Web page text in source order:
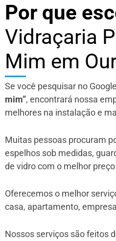
Por que
Vidraçaria
Mim em
Se você pesquisar no
mim”, encontrará nossa
melhores na instalação e
Muitas pessoas procuram
espelhos sob medidas,
de vidro com o melhor preço.
Oferecemos o melhor
casa, apartamento,
Nossos serviços são feitos